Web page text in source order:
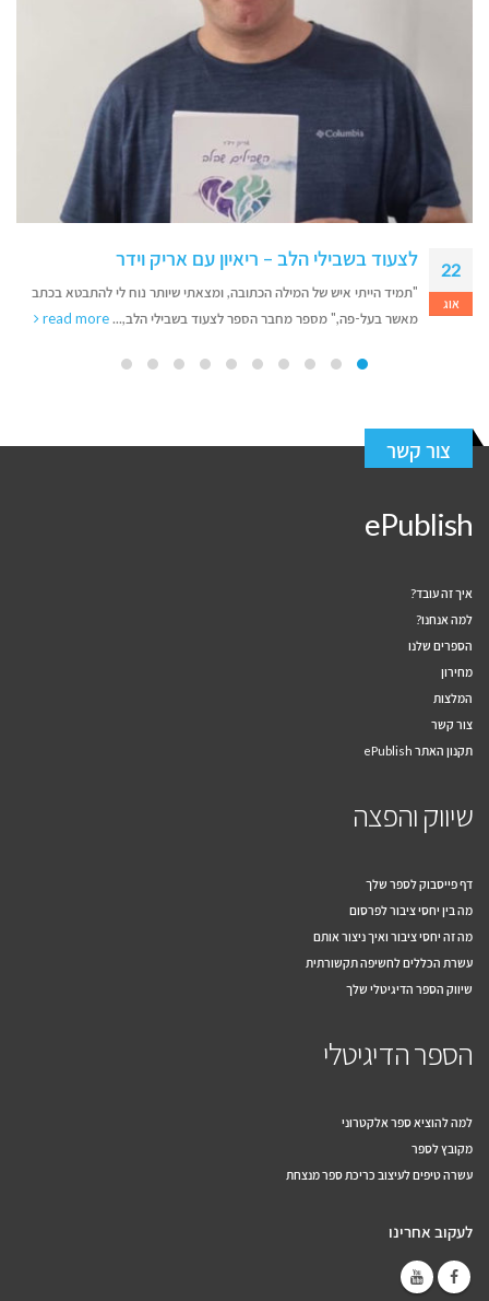
22
אוג
לצעוד בשבילי הלב – ריאיון עם אריק וידר
"תמיד הייתי איש של המילה הכתובה, ומצאתי שיותר נוח לי להתבטא בכתב
מאשר בעל-פה," מספר מחבר הספר לצעוד בשבילי הלב,...read more
צור קשר
ePublish
איך זה עובד?
למה אנחנו?
הספרים שלנו
מחירון
המלצות
צור קשר
תקנון האתר ePublish
שיווק והפצה
דף פייסבוק לספר שלך
מה בין יחסי ציבור לפרסום
מה זה יחסי ציבור ואיך ניצור אותם
עשרת הכללים לחשיפה תקשורתית
שיווק הספר הדיגיטלי שלך
הספר הדיגיטלי
למה להוציא ספר אלקטרוני
מקובץ לספר
עשרה טיפים לעיצוב כריכת ספר מנצחת
לעקוב אחרינו